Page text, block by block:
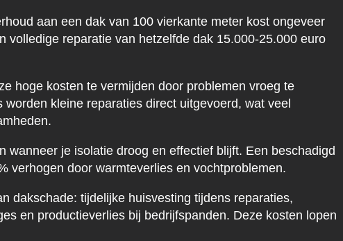
aan een dak van 100 vierkante meter kost ongeveer
volledige reparatie van hetzelfde dak 15.000-25.000 euro
hoge kosten te vermijden door problemen vroeg te
kleine reparaties direct uitgevoerd, wat veel
wanneer je isolatie droog en effectief blijft. Een beschadigd
verhogen door warmteverlies en vochtproblemen.
dakschade: tijdelijke huisvesting tijdens reparaties,
en productieverlies bij bedrijfspanden. Deze kosten lopen